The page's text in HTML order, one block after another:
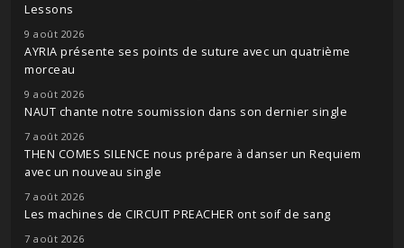
Lessons
9 août 2026
AYRIA présente ses points de suture avec un quatrième
morceau
9 août 2026
NAUT chante notre soumission dans son dernier single
7 août 2026
THEN COMES SILENCE nous prépare à danser un Requiem
avec un nouveau single
7 août 2026
Les machines de CIRCUIT PREACHER ont soif de sang
7 août 2026